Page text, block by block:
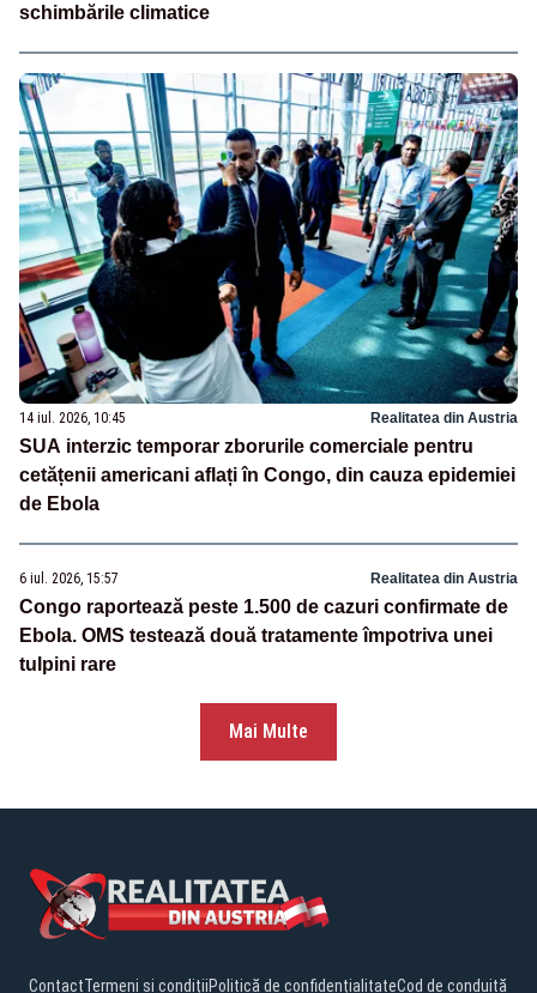
schimbările climatice
14 iul. 2026, 10:45 Realitatea din Austria
SUA interzic temporar zborurile comerciale pentru
cetățenii americani aflați în Congo, din cauza epidemiei
de Ebola
6 iul. 2026, 15:57 Realitatea din Austria
Congo raportează peste 1.500 de cazuri confirmate de
Ebola. OMS testează două tratamente împotriva unei
tulpini rare
Mai Multe
ContactTermeni și condițiiPolitică de confidențialitateCod de conduită